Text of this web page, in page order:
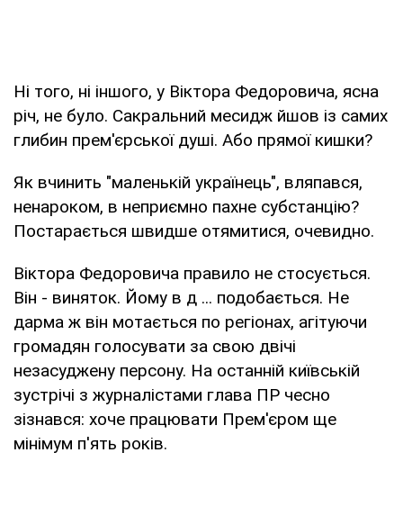
Ні того, ні іншого, у Віктора Федоровича, ясна
річ, не було. Сакральний месидж йшов із самих
глибин прем'єрської душі. Або прямої кишки?
Як вчинить "маленькій українець", вляпався,
ненароком, в неприємно пахне субстанцію?
Постарається швидше отямитися, очевидно.
Віктора Федоровича правило не стосується.
Він - виняток. Йому в д ... подобається. Не
дарма ж він мотається по регіонах, агітуючи
громадян голосувати за свою двічі
незасуджену персону. На останній київській
зустрічі з журналістами глава ПР чесно
зізнався: хоче працювати Прем'єром ще
мінімум п'ять років.